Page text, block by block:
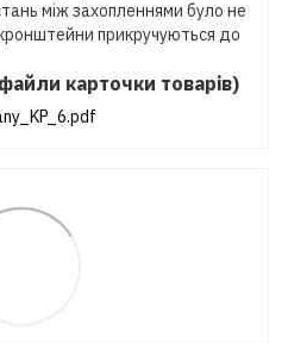
між захопленнями було не
прикручуються до
карточки товарів)